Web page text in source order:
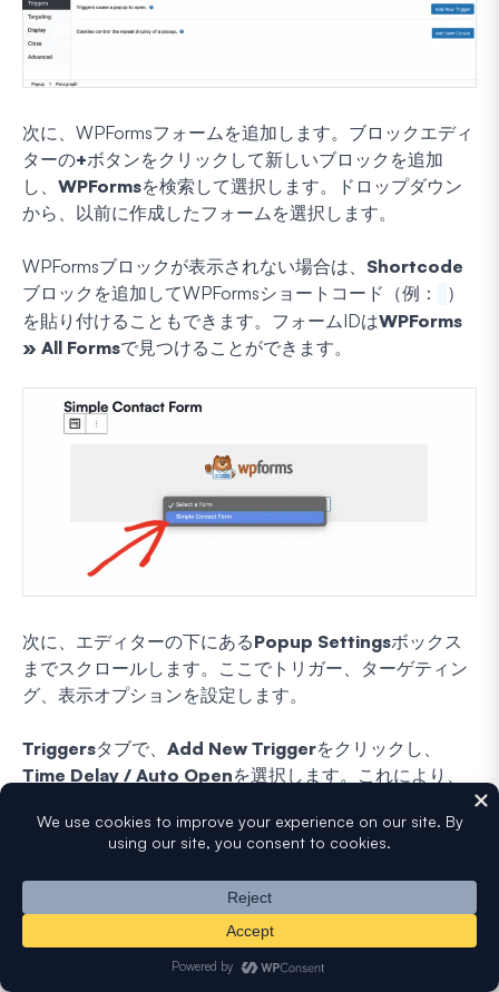
次に、WPFormsフォームを追加します。ブロックエディ
ターの+ボタンをクリックして新しいブロックを追加
し、 WPFormsを検索して選択します。ドロップダウン
から、以前に作成したフォームを選択します。
WPFormsブロックが表示されない場合は、 Shortcode
ブロックを追加してWPFormsショートコード（例：
）
を貼り付けることもできます。フォームIDはWPForms
» All Formsで見つけることができます。
次に、エディターの下にあるPopup Settingsボックス
までスクロールします。ここでトリガー、ターゲティン
グ、表示オプションを設定します。
Triggersタブで、 Add New Triggerをクリックし、
Time Delay / Auto Openを選択します。これにより、
表示されます。